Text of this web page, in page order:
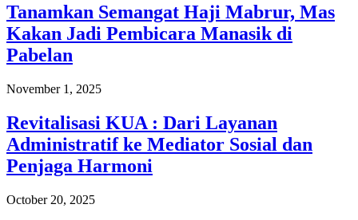
Tanamkan Semangat Haji Mabrur, Mas
Kakan Jadi Pembicara Manasik di
Pabelan
November 1, 2025
Revitalisasi KUA : Dari Layanan
Administratif ke Mediator Sosial dan
Penjaga Harmoni
October 20, 2025